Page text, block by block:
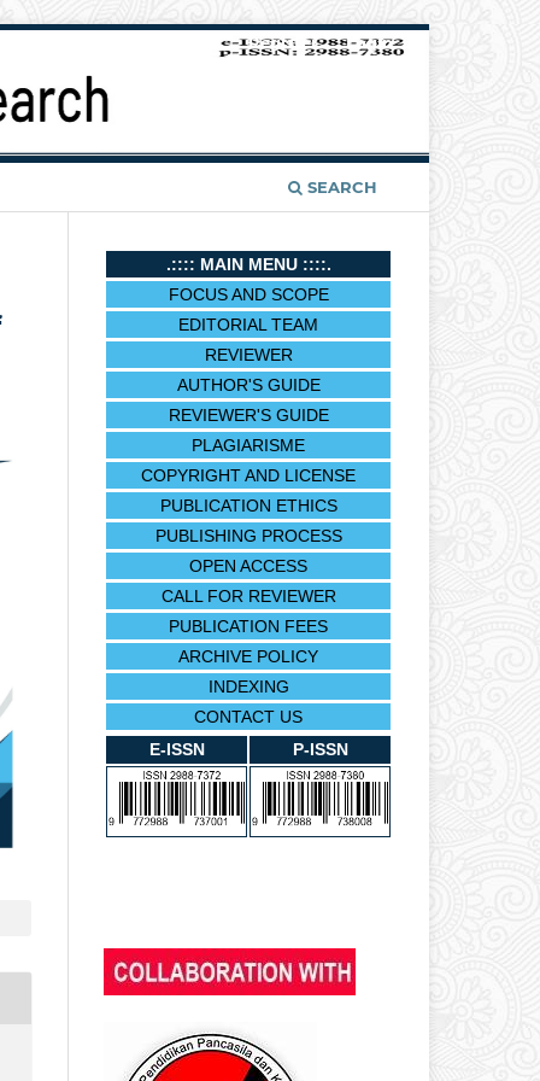
SEARCH
Register Login
.:::: MAIN MENU ::::.
FOCUS AND SCOPE
EDITORIAL TEAM
REVIEWER
AUTHOR'S GUIDE
REVIEWER'S GUIDE
PLAGIARISME
COPYRIGHT AND LICENSE
PUBLICATION ETHICS
PUBLISHING PROCESS
OPEN ACCESS
CALL FOR REVIEWER
PUBLICATION FEES
ARCHIVE POLICY
INDEXING
CONTACT US
E-ISSN
P-ISSN